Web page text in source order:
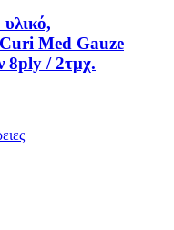
Med Gauze
8ply / 2τμχ.